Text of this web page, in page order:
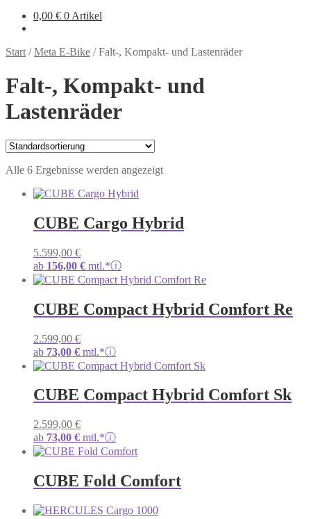
0,00 € 0 Artikel
Start /Meta E-Bike /Falt-, Kompakt- und Lastenräder
Falt-, Kompakt- und
Lastenräder
Alle 6 Ergebnisse werden angezeigt
CUBE Cargo Hybrid
5.599,00 €
ab 156,00 € mtl.*ⓘ
CUBE Compact Hybrid Comfort Re
2.599,00 €
ab 73,00 € mtl.*ⓘ
CUBE Compact Hybrid Comfort Sk
2.599,00 €
ab 73,00 € mtl.*ⓘ
CUBE Fold Comfort